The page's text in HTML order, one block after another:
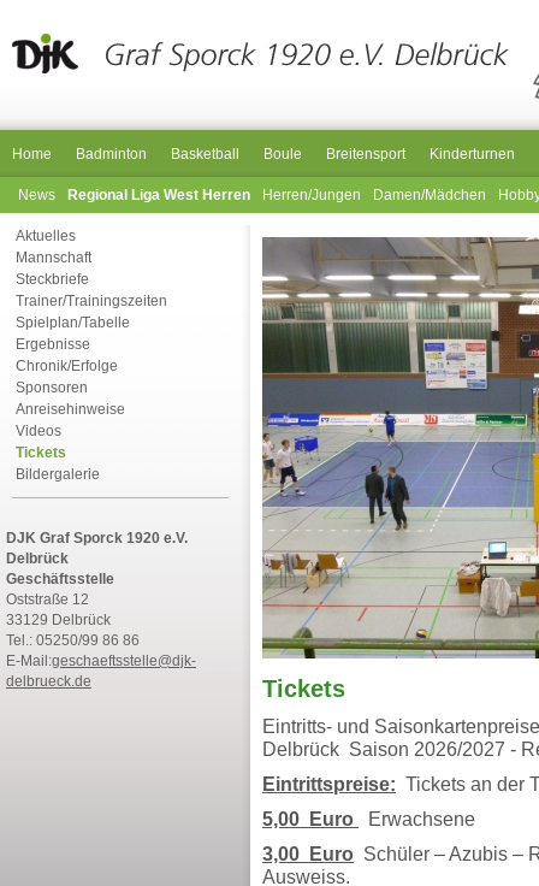
Home Badminton Basketball Boule Breitensport Kinderturnen
News Regional Liga West Herren Herren/Jungen Damen/Mädchen
Aktuelles
Mannschaft
Steckbriefe
Trainer/Trainingszeiten
Spielplan/Tabelle
Ergebnisse
Chronik/Erfolge
Sponsoren
Anreisehinweise
Videos
Tickets
Bildergalerie
DJK Graf Sporck 1920 e.V.
Delbrück
Geschäftsstelle
Oststraße 12
33129 Delbrück
Tel.: 05250/99 86 86
E-Mail:geschaeftsstelle@djk-
delbrueck.de
Tickets
Eintritts- und
Delbrück Saison 2026/2027 -
Eintrittspreise: Tickets an der
5,00 Euro
Erwachsene
3,00 Euro Schüler – Azubis –
Ausweiss.